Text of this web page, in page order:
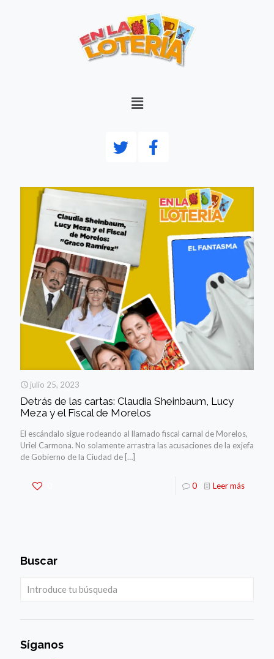
julio 25, 2023
Detrás de las cartas: Claudia Sheinbaum, Lucy
Meza y el Fiscal de Morelos
El escándalo sigue rodeando al llamado fiscal carnal de Morelos,
Uriel Carmona. No solamente arrastra las acusaciones de la exjefa
de Gobierno de la Ciudad de […]
0 Leer más
Buscar
Síganos